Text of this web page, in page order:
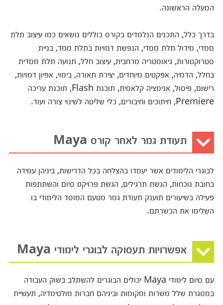
המעלה הראשונה.
בדרך כלל, התכנים הנלמדים בקורס כוללים נושאים כמו עיצוב תלת
ממדי, מידול תלת ממדי, הנפשת דמויות בתלת ממד, בניית
סטרוקטורות, גיאומטריה מרחבית, עיצוב חלל, תנועה תלת ממדית
בחלל, הדמיה, אפקטים מיוחדים, יצירת תאורה, בימוי, אפיון דמויות,
רישום, פיסול, אנימציה קלאסית, תוכנת Flash, תוכנת עריכה
Premiere, חיתוכים וחיבורים, כלי שליטה לשינוי צורה ועוד.
תעודת גמר לאחר קורס Maya
לבוגרי הלימודים אשר יעמדו בהצלחה בכל הדרישות, ביניהן עמידה
בחובת נוכחות, הגשת תרגילים, הגשת פרויקט סיום והשתתפות
פעילה בשיעורים תוענק תעודת גמר מטעם המוסד הלימודי בו
השלימו את הכשרתם.
אפשרויות תעסוקה לבוגרי לימודי Maya
עם סיום לימודי Maya יכולים הבוגרים להשתלב בשוק העבודה
במסגרת שלל משרות ומקומות וביניהם חברות מולטימדיה, תעשיית